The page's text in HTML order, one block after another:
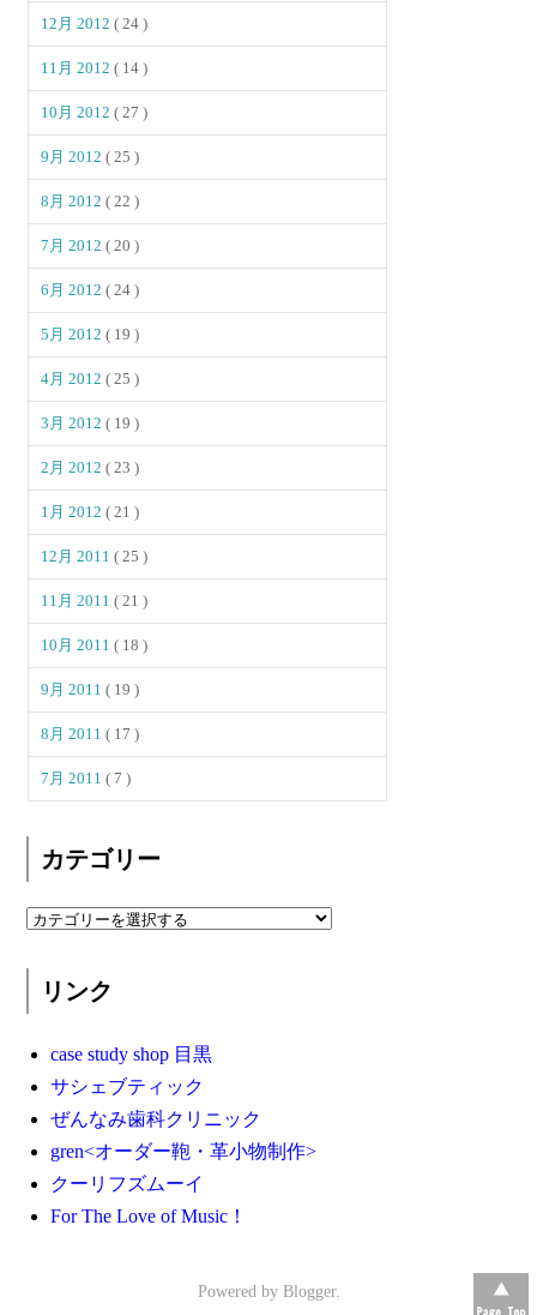
12月 2012( 24 )
11月 2012( 14 )
10月 2012( 27 )
9月 2012( 25 )
8月 2012( 22 )
7月 2012( 20 )
6月 2012( 24 )
5月 2012( 19 )
4月 2012( 25 )
3月 2012( 19 )
2月 2012( 23 )
1月 2012( 21 )
12月 2011( 25 )
11月 2011( 21 )
10月 2011( 18 )
9月 2011( 19 )
8月 2011( 17 )
7月 2011( 7 )
カテゴリー
リンク
case study shop 目黒
サシェブティック
ぜんなみ歯科クリニック
gren<オーダー鞄・革小物制作>
クーリフズムーイ
For The Love of Music！
Powered by Blogger.